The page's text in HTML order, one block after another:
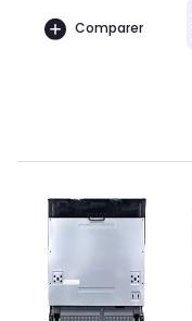
Comparer